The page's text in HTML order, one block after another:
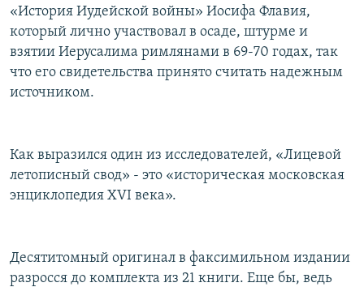
«История Иудейской войны» Иосифа Флавия,
который лично участвовал в осаде, штурме и
взятии Иерусалима римлянами в 69-70 годах, так
что его свидетельства принято считать надежным
источником.
Как выразился один из исследователей, «Лицевой
летописный свод» - это «историческая московская
энциклопедия XVI века».
Десятитомный оригинал в факсимильном издании
разросся до комплекта из 21 книги. Еще бы, ведь